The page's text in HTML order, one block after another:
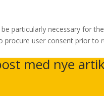
particularly necessary for
procure user consent prior to
med nye